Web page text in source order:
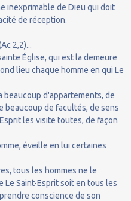
inexprimable de Dieu qui doit
de réception.
2,2)...
Église, qui est la demeure
lieu chaque homme en qui Le
beaucoup d'appartements, de
beaucoup de facultés, de sens
les visite toutes, de façon
éveille en lui certaines
tous les hommes ne le
Le Saint-Esprit soit en tous les
conscience de son